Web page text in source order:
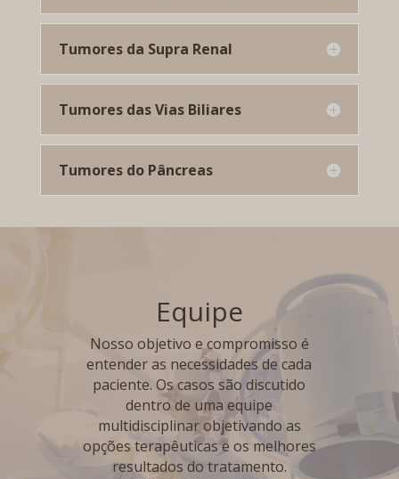
Tumores da Supra Renal
Tumores das Vias Biliares
Tumores do Pâncreas
Equipe
Nosso objetivo e compromisso é
entender as necessidades de cada
paciente. Os casos são discutido
dentro de uma equipe
multidisciplinar objetivando as
opções terapêuticas e os melhores
resultados do tratamento.